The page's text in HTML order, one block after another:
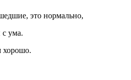
это нормально,
ума.
хорошо.